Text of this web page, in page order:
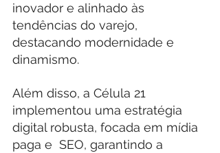
inovador e alinhado às
tendências do varejo,
destacando modernidade e
dinamismo.
Além disso, a Célula 21
implementou uma estratégia
digital robusta, focada em mídia
paga e  SEO, garantindo a